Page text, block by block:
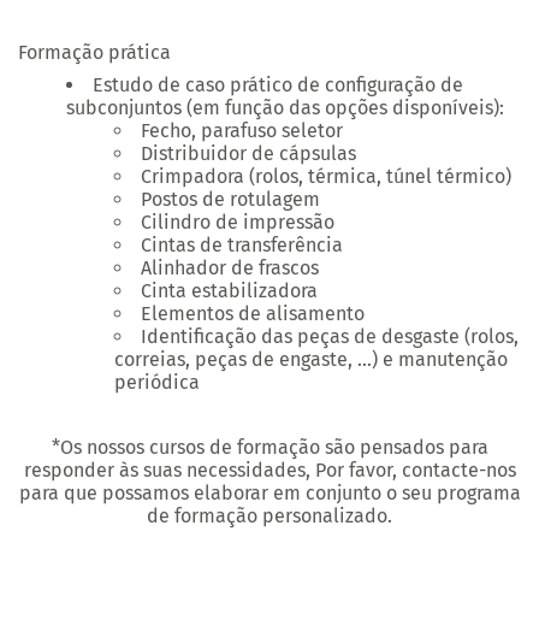
Formação prática
Estudo de caso prático de configuração de
subconjuntos (em função das opções disponíveis):
Fecho, parafuso seletor
Distribuidor de cápsulas
Crimpadora (rolos, térmica, túnel térmico)
Postos de rotulagem
Cilindro de impressão
Cintas de transferência
Alinhador de frascos
Cinta estabilizadora
Elementos de alisamento
Identificação das peças de desgaste (rolos,
correias, peças de engaste, …) e manutenção
periódica
*Os nossos cursos de formação são pensados para
responder às suas necessidades, Por favor, contacte-nos
para que possamos elaborar em conjunto o seu programa
de formação personalizado.